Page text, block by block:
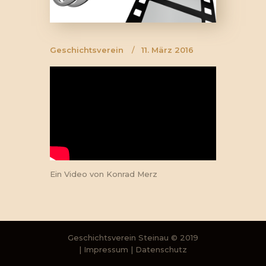
Geschichtsverein 11. März 2016
Ein Video von Konrad Merz
Geschichtsverein Steinau © 2019
| Impressum | Datenschutz